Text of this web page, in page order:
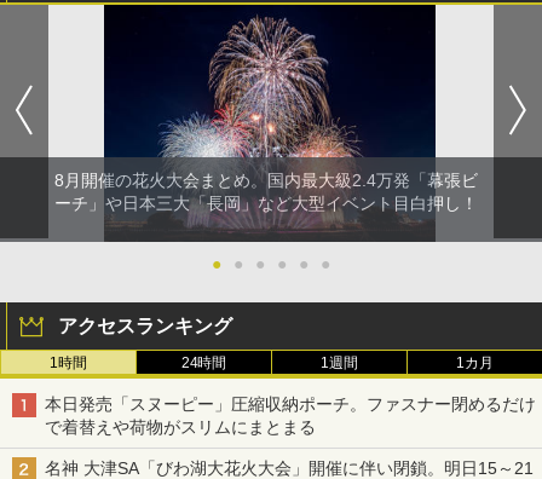
8月開催の花火大会まとめ。国内最大級2.4万発「幕張ビ
ーチ」や日本三大「長岡」など大型イベント目白押し！
● ● ● ● ● ●
アクセスランキング
1時間 24時間 1週間 1カ月
本日発売「スヌーピー」圧縮収納ポーチ。ファスナー閉めるだけ
で着替えや荷物がスリムにまとまる
名神 大津SA「びわ湖大花火大会」開催に伴い閉鎖。明日15～21